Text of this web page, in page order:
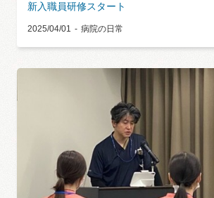
新入職員研修スタート
2025/04/01 病院の日常